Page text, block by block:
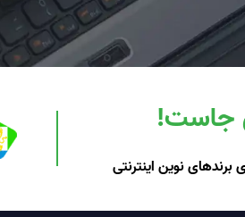
جاست!
نوین اینترنتی